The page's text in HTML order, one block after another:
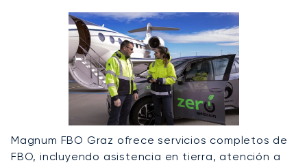
Magnum FBO Graz ofrece servicios completos de
FBO, incluyendo asistencia en tierra, atención a